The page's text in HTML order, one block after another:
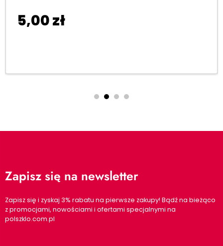
5,00zł
Zapisz się na newsletter
Zapisz się i zyskaj 3% rabatu na pierwsze zakupy! Bądź na bieżąco
z promocjami, nowościami i ofertami specjalnymi na
polszklo.com.pl